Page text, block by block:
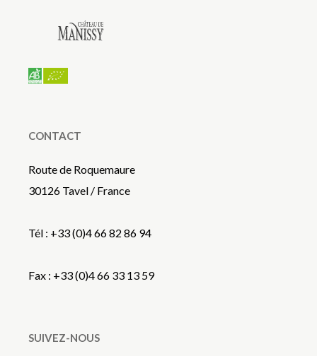
CONTACT
Route de Roquemaure
30126 Tavel / France
Tél : +33 (0)4 66 82 86 94
Fax : +33 (0)4 66 33 13 59
SUIVEZ-NOUS